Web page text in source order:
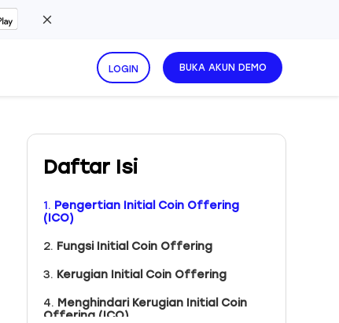
LOGIN BUKA AKUN DEMO
Daftar Isi
1. Pengertian Initial Coin Offering
(ICO)
2. Fungsi Initial Coin Offering
3. Kerugian Initial Coin Offering
4. Menghindari Kerugian Initial Coin
Offering (ICO)